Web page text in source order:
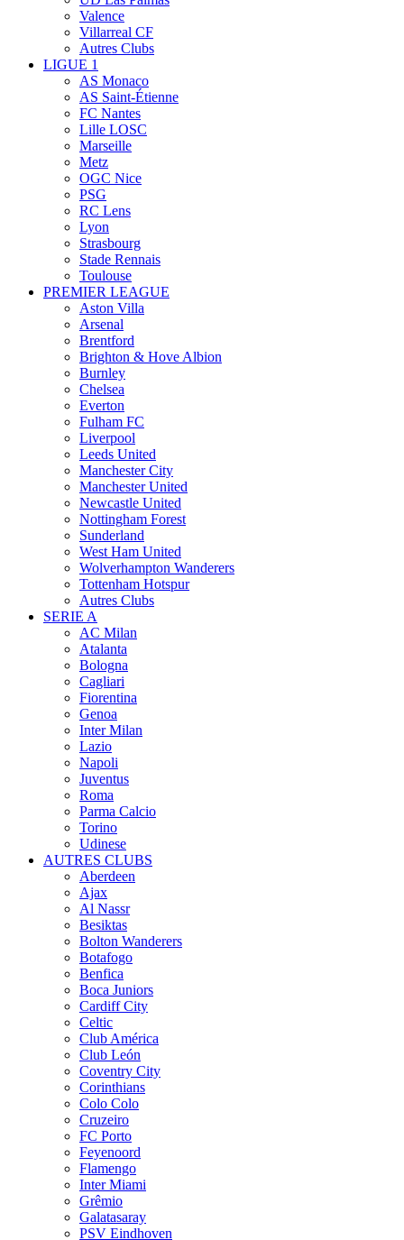
Valence
Villarreal CF
Autres Clubs
LIGUE 1
AS Monaco
AS Saint-Étienne
FC Nantes
Lille LOSC
Marseille
Metz
OGC Nice
PSG
RC Lens
Lyon
Strasbourg
Stade Rennais
Toulouse
PREMIER LEAGUE
Aston Villa
Arsenal
Brentford
Brighton & Hove Albion
Burnley
Chelsea
Everton
Fulham FC
Liverpool
Leeds United
Manchester City
Manchester United
Newcastle United
Nottingham Forest
Sunderland
West Ham United
Wolverhampton Wanderers
Tottenham Hotspur
Autres Clubs
SERIE A
AC Milan
Atalanta
Bologna
Cagliari
Fiorentina
Genoa
Inter Milan
Lazio
Napoli
Juventus
Roma
Parma Calcio
Torino
Udinese
AUTRES CLUBS
Aberdeen
Ajax
Al Nassr
Besiktas
Bolton Wanderers
Botafogo
Benfica
Boca Juniors
Cardiff City
Celtic
Club América
Club León
Coventry City
Corinthians
Colo Colo
Cruzeiro
FC Porto
Feyenoord
Flamengo
Inter Miami
Grêmio
Galatasaray
PSV Eindhoven